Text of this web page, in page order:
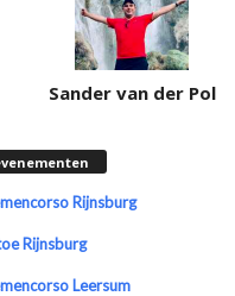
Sander van der Pol
Rijnsburg
Rijnsburg
Leersum